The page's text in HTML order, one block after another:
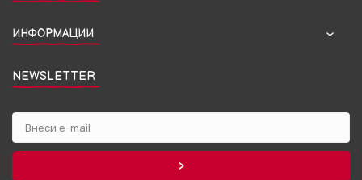
ИНФОРМАЦИИ
NEWSLETTER